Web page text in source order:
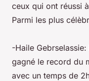
ceux qui ont réussi
Parmi les plus
-Haile
gagné le record du
avec un temps de